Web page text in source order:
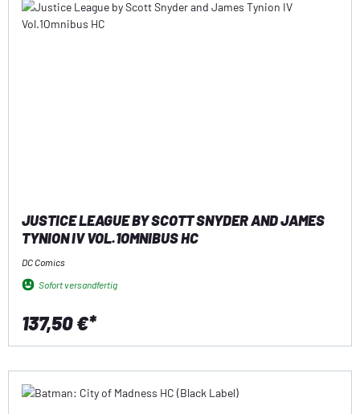
JUSTICE LEAGUE BY SCOTT SNYDER AND JAMES
TYNION IV VOL.1OMNIBUS HC
DC Comics
Sofort versandfertig
137,50 €*